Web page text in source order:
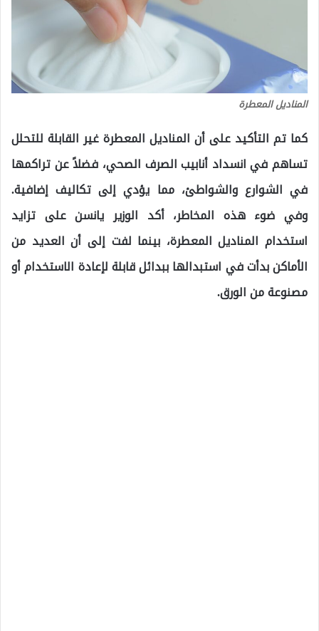
المناديل المعطرة
كما تم التأكيد على أن المناديل المعطرة غير القابلة للتحلل
تساهم في انسداد أنابيب الصرف الصحي، فضلاً عن تراكمها
في الشوارع والشواطئ، مما يؤدي إلى تكاليف إضافية.
وفي ضوء هذه المخاطر، أكد الوزير يانسن على تزايد
استخدام المناديل المعطرة، بينما لفت إلى أن العديد من
الأماكن بدأت في استبدالها ببدائل قابلة لإعادة الاستخدام أو
مصنوعة من الورق.